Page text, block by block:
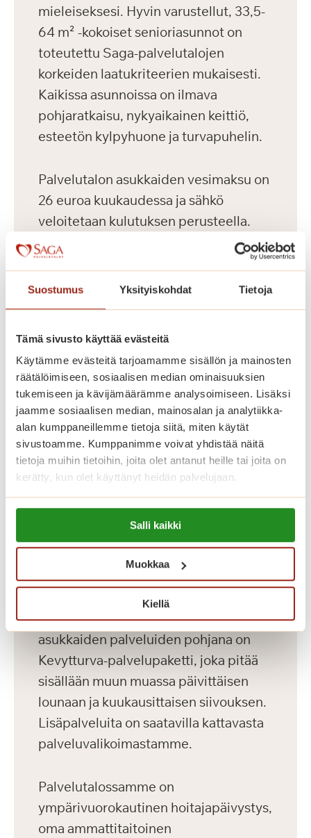
Suostumus Yksityiskohdat Tietoja
Tämä sivusto käyttää evästeitä
Käytämme evästeitä tarjoamamme sisällön ja mainosten
räätälöimiseen, sosiaalisen median ominaisuuksien
tukemiseen ja kävijämäärämme analysoimiseen. Lisäksi
jaamme sosiaalisen median, mainosalan ja analytiikka-
alan kumppaneillemme tietoja siitä, miten käytät
sivustoamme. Kumppanimme voivat yhdistää näitä
tietoja muihin tietoihin, joita olet antanut heille tai joita on
kerätty, kun olet käyttänyt heidän palvelujaan.
Lue lisää evästeistä:
https://sagacare.fi/evasteet/
Salli kaikki
Muokkaa
Kiellä
mieleiseksesi. Hyvin varustellut, 33,5-
64 m² -kokoiset senioriasunnot on
toteutettu Saga-palvelutalojen
korkeiden laatukriteerien mukaisesti.
Kaikissa asunnoissa on ilmava
pohjaratkaisu, nykyaikainen keittiö,
esteetön kylpyhuone ja turvapuhelin.
Palvelutalon asukkaiden vesimaksu on
26 euroa kuukaudessa ja sähkö
veloitetaan kulutuksen perusteella.
Asukkailla on mahdollisuus vuokrata
autopaikka 75 euron kuukausihintaan.
Saga Helapuiston asukasvalinnoissa
kehittämiskeskuksen (ARA) ohjeita.
Katso vapaat senioriasunnot
Koti palveluiden keskellä
Saga Helapuistossa kotisi on
palveluiden keskellä. Asumiskuluun
sisältyy asunnon vuokra sekä yhteiset
tilat, joita ovat talon oma ravintola,
kahvila, kirjasto, kuntosali ja
saunaosasto. Kaikilla asukkailla on
lisäksi palvelupaketti. Uusien
asukkaiden palveluiden pohjana on
Kevytturva-palvelupaketti, joka pitää
sisällään muun muassa päivittäisen
lounaan ja kuukausittaisen siivouksen.
Lisäpalveluita on saatavilla kattavasta
palveluvalikoimastamme.
Palvelutalossamme on
ympärivuorokautinen hoitajapäivystys,
oma ammattitaitoinen